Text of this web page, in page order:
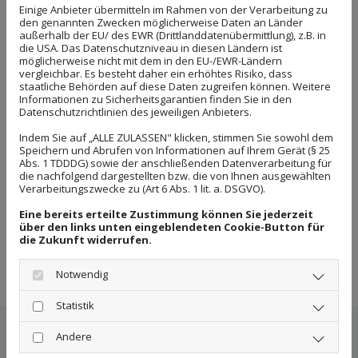
Neben verschiedenenGartenarbeitenund der
Grünflächenpflegekümmern wir uns beispielsweise
um die Pflege Ihrer Grauflächen wie Fußwege,
Parkhäuser und viele mehr. Doch auch Arbeiten
innerhalb der Gebäude zählen zu unseren
Dienstleistungen. Hierbei können wir Ihnen mit
unseren Kompetenzen beispielsweise bei
Entrümpelungenunter die Arme greifen. Doch auch
Malerarbeitengehören zu unseren Spezialitäten. Ob
die Überarbeitung Ihrer Außenwand oder
Ausbesserungen eines Treppenhauses auf dem
Programm stehen, spielt hierbei keine Rolle – Wir
stehen für Ihr Anliegen zur Verfügung.
UNSERE HAUSMEISTERDIENSTE IN
Einige Anbieter übermitteln im Rahmen von der Verarbeitung zu
den genannten Zwecken möglicherweise Daten an Länder
außerhalb der EU/ des EWR (Drittlanddatenübermittlung), z.B. in
die USA. Das Datenschutzniveau in diesen Ländern ist
möglicherweise nicht mit dem in den EU-/EWR-Ländern
vergleichbar. Es besteht daher ein erhöhtes Risiko, dass
staatliche Behörden auf diese Daten zugreifen können. Weitere
Informationen zu Sicherheitsgarantien finden Sie in den
Datenschutzrichtlinien des jeweiligen Anbieters.
Indem Sie auf „ALLE ZULASSEN" klicken, stimmen Sie sowohl dem
Speichern und Abrufen von Informationen auf Ihrem Gerät (§ 25
Abs. 1 TDDDG) sowie der anschließenden Datenverarbeitung für
die nachfolgend dargestellten bzw. die von Ihnen ausgewählten
Verarbeitungszwecke zu (Art 6 Abs. 1 lit. a. DSGVO).
Eine bereits erteilte Zustimmung können Sie jederzeit
über den links unten eingeblendeten Cookie-Button für
die Zukunft widerrufen.
Notwendig
Statistik
Andere